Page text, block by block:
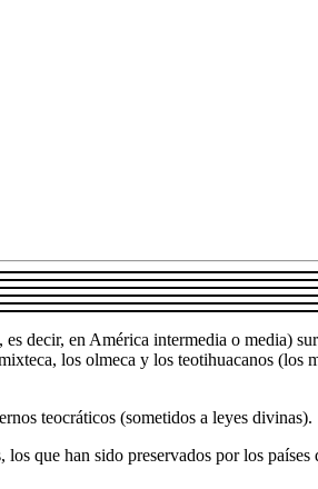
decir, en América intermedia o media)
los olmeca y los teotihuacanos (los
teocráticos (sometidos a leyes divinas).
que han sido preservados por los países